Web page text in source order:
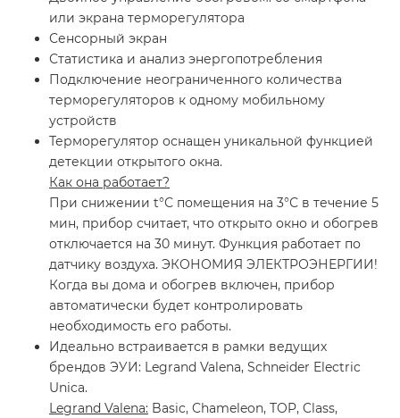
или экрана терморегулятора
Сенсорный экран
Статистика и анализ энергопотребления
Подключение неограниченного количества
терморегуляторов к одному мобильному
устройств
Терморегулятор оснащен уникальной функцией
детекции открытого окна.
Как она работает?
При снижении t°С помещения на 3°С в течение 5
мин, прибор считает, что открыто окно и обогрев
отключается на 30 минут. Функция работает по
датчику воздуха. ЭКОНОМИЯ ЭЛЕКТРОЭНЕРГИИ!
Когда вы дома и обогрев включен, прибор
автоматически будет контролировать
необходимость его работы.
Идеально встраивается в рамки ведущих
брендов ЭУИ: Legrand Valena, Schneider Electric
Unica.
Legrand Valena: Basic, Chameleon, TOP, Class,